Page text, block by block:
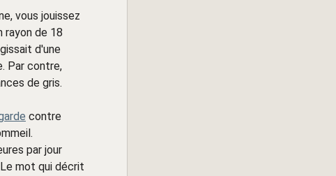
vous jouissez
rayon de 18
d'une
Par contre,
de gris.
contre
par jour
mot qui décrit